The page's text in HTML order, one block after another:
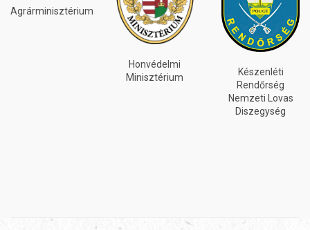
Agrárminisztérium
Honvédelmi
Minisztérium
Készenléti
Rendőrség
Nemzeti Lovas
Diszegység